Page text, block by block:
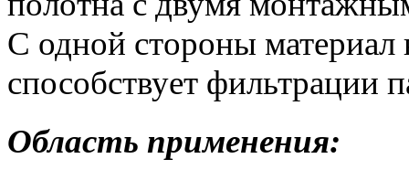
С одной стороны материал
способствует фильтрации
Область применения: